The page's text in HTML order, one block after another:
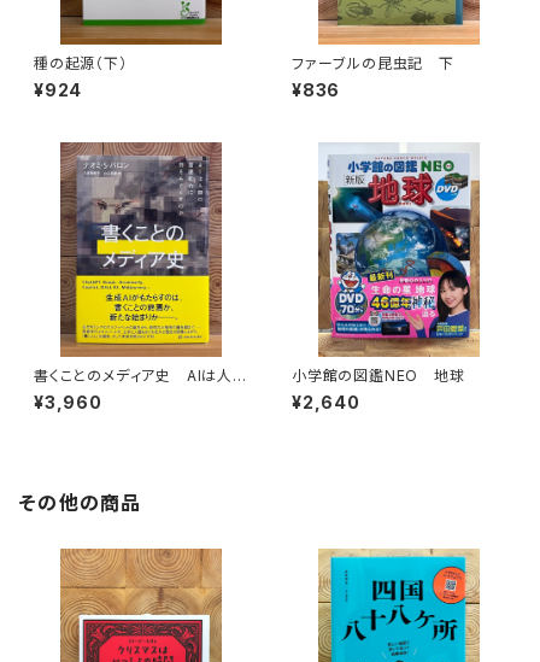
種の起源（下）
¥924
ファーブルの昆虫記 下
¥836
書くことのメディア史 AIは人間
の言語能力に何をもたらすのか
¥3,960
小学館の図鑑NEO 地球
¥2,640
その他の商品